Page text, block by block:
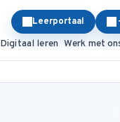
Leerportaal
Digitaal leren Werk met